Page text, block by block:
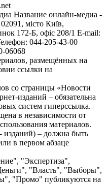
Название онлайн-медиа -
місто Київ,
172-Б, офіс 208/1 E-mail:
044-205-43-00
06068
размещённых на
ссылки на
со страницы «Новости
изданий – обязательна
систем гиперссылка.
в независимости от
материалов.
изданий) – должна быть
в первом абзаце
"Экспертиза",
"Власть", "Выборы",
"Промо" публикуются на